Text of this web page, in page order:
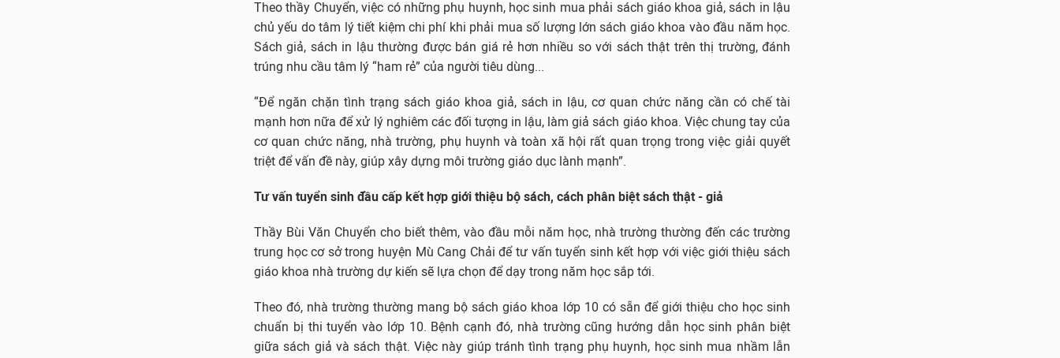
Theo thầy Chuyển, việc có những phụ huynh, học sinh mua phải sách giáo khoa giả, sách in lậu
chủ yếu do tâm lý tiết kiệm chi phí khi phải mua số lượng lớn sách giáo khoa vào đầu năm học.
Sách giả, sách in lậu thường được bán giá rẻ hơn nhiều so với sách thật trên thị trường, đánh
trúng nhu cầu tâm lý “ham rẻ” của người tiêu dùng...
“Để ngăn chặn tình trạng sách giáo khoa giả, sách in lậu, cơ quan chức năng cần có chế tài
mạnh hơn nữa để xử lý nghiêm các đối tượng in lậu, làm giả sách giáo khoa. Việc chung tay của
cơ quan chức năng, nhà trường, phụ huynh và toàn xã hội rất quan trọng trong việc giải quyết
triệt để vấn đề này, giúp xây dựng môi trường giáo dục lành mạnh”.
Tư vấn tuyển sinh đầu cấp kết hợp giới thiệu bộ sách, cách phân biệt sách thật - giả
Thầy Bùi Văn Chuyển cho biết thêm, vào đầu mỗi năm học, nhà trường thường đến các trường
trung học cơ sở trong huyện Mù Cang Chải để tư vấn tuyển sinh kết hợp với việc giới thiệu sách
giáo khoa nhà trường dự kiến sẽ lựa chọn để dạy trong năm học sắp tới.
Theo đó, nhà trường thường mang bộ sách giáo khoa lớp 10 có sẵn để giới thiệu cho học sinh
chuẩn bị thi tuyển vào lớp 10. Bệnh cạnh đó, nhà trường cũng hướng dẫn học sinh phân biệt
giữa sách giả và sách thật. Việc này giúp tránh tình trạng phụ huynh, học sinh mua nhầm lẫn